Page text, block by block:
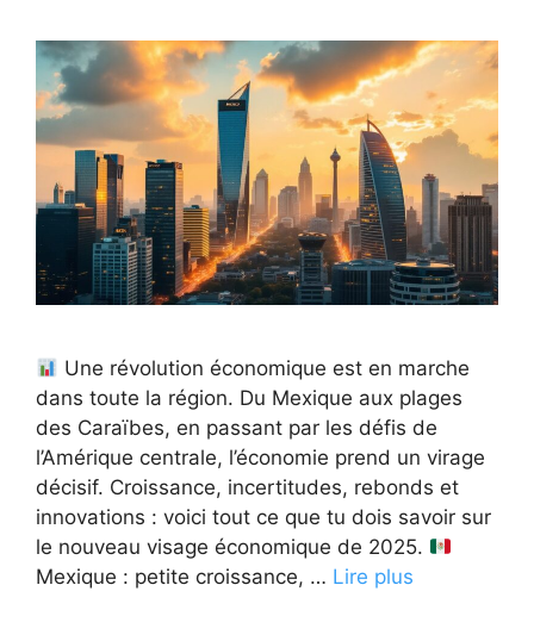
Une révolution économique est en marche
dans toute la région. Du Mexique aux plages
des Caraïbes, en passant par les défis de
l’Amérique centrale, l’économie prend un virage
décisif. Croissance, incertitudes, rebonds et
innovations : voici tout ce que tu dois savoir sur
le nouveau visage économique de 2025.
Mexique : petite croissance, … Lire plus